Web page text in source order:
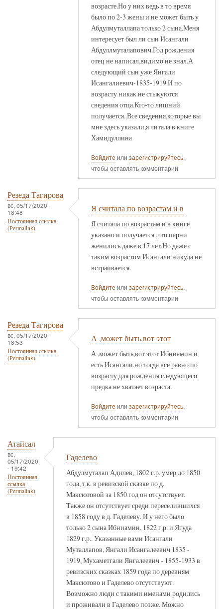
возрасте.Но у них ведь в то время
было по 2-3 жены и не может быть у
Абдулмуталлапа только 2 сына.Меня
интересует был ли сын Исангали
Абдуллмуталапович.Год рождения
отец не написал,видимо не знал.А
следующий сын уже Янгали
Исангалиевич-1835-1919.И по
возрасту никак не стыкуются
сведения отца.Кто-то лишний
получается..Все сведения,которые вы
мне здесь указали,я читала в книге
Хамидуллина
Войдите или зарегистрируйтесь,
чтобы оставлять комментарии
Резеда Тагирова
вс, 05/17/2020 -
18:48
Постоянная ссылка
(Permalink)
Я считала по возрастам и в
Я считала по возрастам и в книге
указано и получается ,что парни
женились даже в 17 лет.Но даже с
таким возрастом Исангали никуда не
встраивается.
Войдите или зарегистрируйтесь,
чтобы оставлять комментарии
Резеда Тагирова
вс, 05/17/2020 -
18:53
Постоянная ссылка
(Permalink)
А ,может быть,вот этот
А ,может быть,вот этот Ибниамин и
есть Исангали,но тогда все равно по
возрасту для рождения следующего
предка не хватает возраста.
Войдите или зарегистрируйтесь,
чтобы оставлять комментарии
Атайсал
вс,
05/17/2020
- 19:42
Постоянная
ссылка
(Permalink)
Гаделево
Абдулмуталап Адилев, 1802 г.р. умер до 1850
года, т.к. в ревизской сказке по д.
Максютовой за 1850 год он отсутствует.
Также он отсутствует среди переселившихся
в 1858 году в д. Гаделеву. И у него было
только 2 сына Ибниамин, 1822 г.р. и Ягуда
1829 г.р.. Указанные вами Исангали
Муталлапов, Янгали Исангалеевич 1835 -
1919, Мухаметгали Янгалеевич - 1855-1933 в
ревизских сказках 1859 года по деревням
Максютово и Гаделево отсутствуют.
Возможно люди с такими именами родились
и проживали в Гаделево позже. Можно